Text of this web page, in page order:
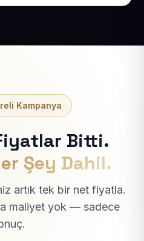
Kampanya
Bitti.
Şey Dahil.
artık tek bir net fiyatla.
maliyet yok — sadece